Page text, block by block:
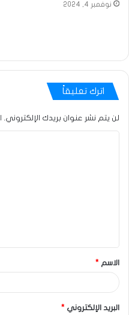
نوفمبر 4, 2024
اترك تعليقاً
لن يتم نشر عنوان بريدك الإلكتروني.
الاسم *
البريد الإلكتروني *